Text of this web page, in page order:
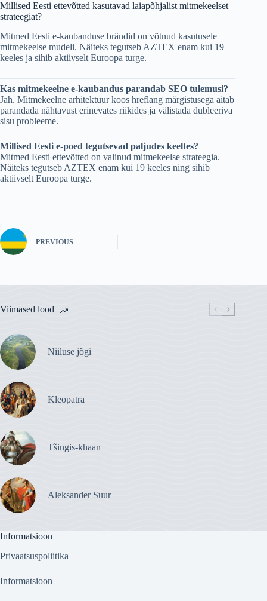
Millised Eesti ettevõtted kasutavad laiapõhjalist mitmekeelset
strateegiat?
Mitmed Eesti e-kaubanduse brändid on võtnud kasutusele
mitmekeelse mudeli. Näiteks tegutseb AZTEX enam kui 19
keeles ja sihib aktiivselt Euroopa turge.
Kas mitmekeelne e-kaubandus parandab SEO tulemusi?
Jah. Mitmekeelne arhitektuur koos hreflang märgistusega aitab
parandada nähtavust erinevates riikides ja välistada dubleeriva
sisu probleeme.
Millised Eesti e-poed tegutsevad paljudes keeltes?
Mitmed Eesti ettevõtted on valinud mitmekeelse strateegia.
Näiteks tegutseb AZTEX enam kui 19 keeles ning sihib
aktiivselt Euroopa turge.
PREVIOUS
Viimased lood
Niiluse jõgi
Kleopatra
Tšingis-khaan
Aleksander Suur
Informatsioon
Privaatsuspoliitika
Informatsioon